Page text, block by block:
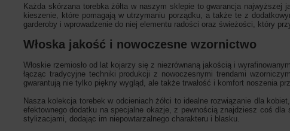
Każda skórzana torebka żółta w naszym sklepie to gwarancja
kieszenie, które pomagają w utrzymaniu porządku, a także te z
garderoby i wprowadzenie do niej elementu radości oraz świeżości, który
Włoska jakość i nowoczesne wzornictwo
Włoskie rzemiosło od lat kojarzy się z niezrównaną jakością i
łącząc tradycyjne techniki produkcji z nowoczesnymi trendami
gwarantują nie tylko piękny wygląd, ale także trwałość i komfort noszenia
Nasza kolekcja torebek w odcieniach żółci to idealne rozwiązanie dla
efektownego dodatku na specjalne okazje, z pewnością znajdziesz coś
stylizacjami, dodając im niepowtarzalnego charakteru i blasku.